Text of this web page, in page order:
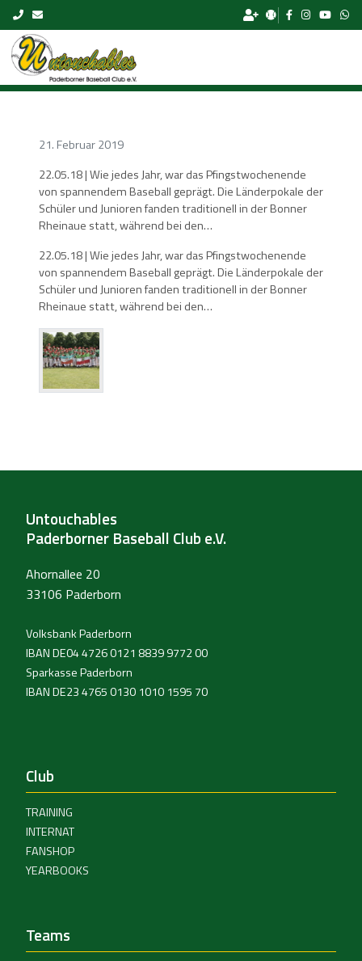
Skip to content
21. Februar 2019
22.05.18 | Wie jedes Jahr, war das Pfingstwochenende
von spannendem Baseball geprägt. Die Länderpokale der
Schüler und Junioren fanden traditionell in der Bonner
Rheinaue statt, während bei den…
22.05.18 | Wie jedes Jahr, war das Pfingstwochenende
von spannendem Baseball geprägt. Die Länderpokale der
Schüler und Junioren fanden traditionell in der Bonner
Rheinaue statt, während bei den…
Untouchables
Paderborner Baseball Club e.V.
Ahornallee 20
33106 Paderborn
Volksbank Paderborn
IBAN DE04 4726 0121 8839 9772 00
Sparkasse Paderborn
IBAN DE23 4765 0130 1010 1595 70
Club
TRAINING
INTERNAT
FANSHOP
YEARBOOKS
Teams